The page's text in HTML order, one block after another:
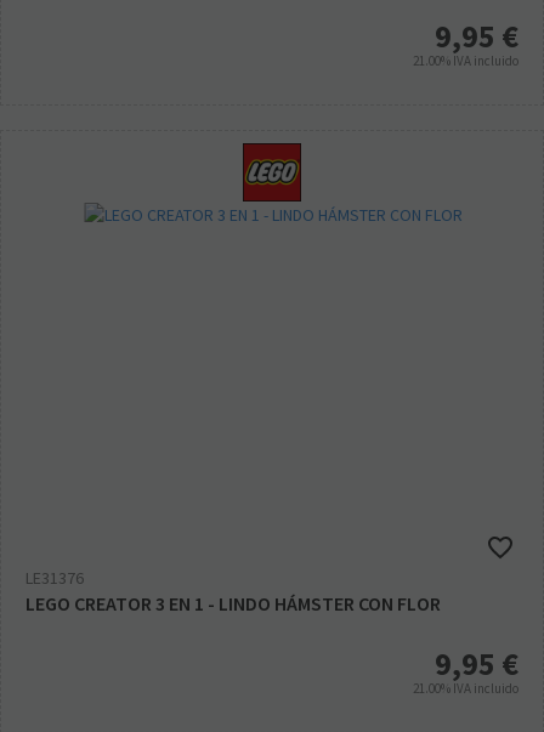
9,95 €
21.00% IVA incluido
LE31376
LEGO CREATOR 3 EN 1 - LINDO HÁMSTER CON FLOR
9,95 €
21.00% IVA incluido